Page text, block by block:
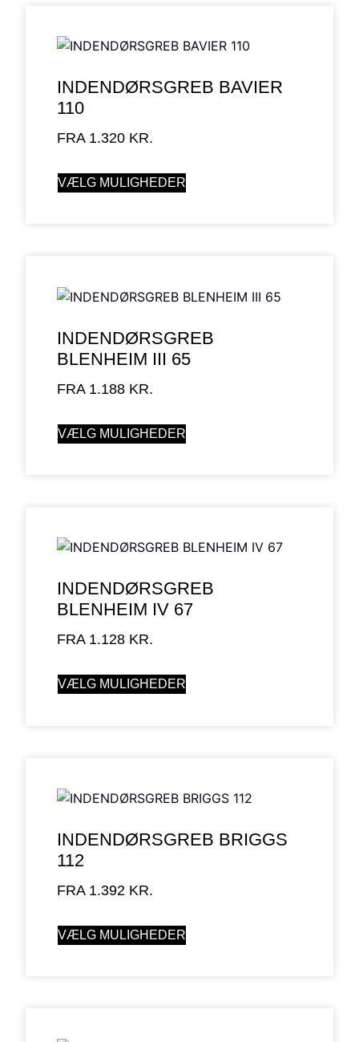
INDENDØRSGREB BAVIER
110
FRA 1.320 KR.
VÆLG MULIGHEDER
INDENDØRSGREB
BLENHEIM III 65
FRA 1.188 KR.
VÆLG MULIGHEDER
INDENDØRSGREB
BLENHEIM IV 67
FRA 1.128 KR.
VÆLG MULIGHEDER
INDENDØRSGREB BRIGGS
112
FRA 1.392 KR.
VÆLG MULIGHEDER